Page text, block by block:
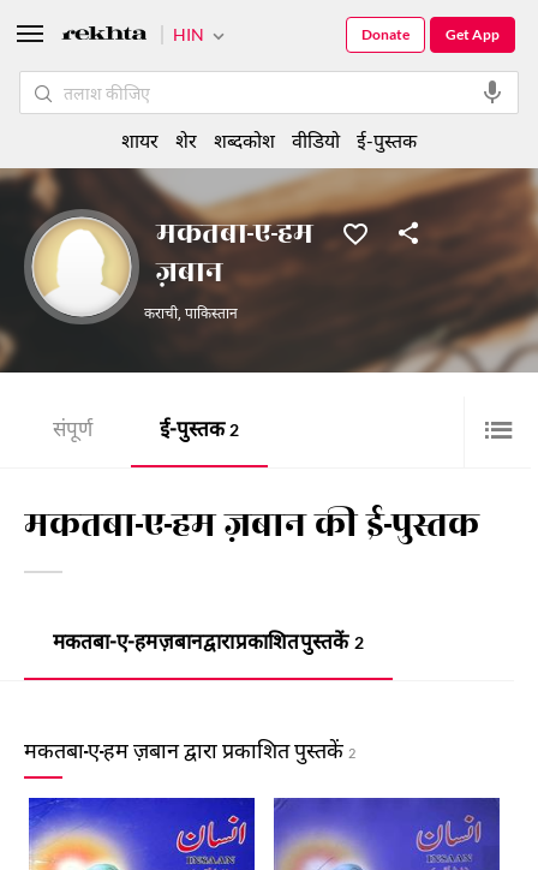
मकतबा-ए-हम
ज़बान
कराची, पाकिस्तान
संपूर्ण ई-पुस्तक 2
मकतबा-ए-हम ज़बान की ई-पुस्तक
मकतबा-ए-हम ज़बान द्वारा प्रकाशित पुस्तकें 2
मकतबा-ए-हम ज़बान द्वारा प्रकाशित पुस्तकें 2
HIN Get App
Donate
शायर शेर शब्दकोश वीडियो ई-पुस्तक